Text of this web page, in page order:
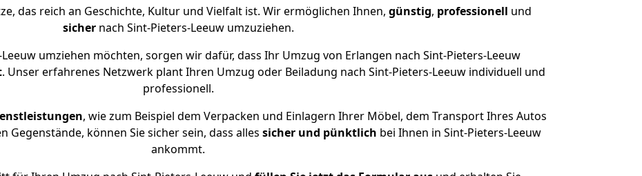
das reich an Geschichte, Kultur und Vielfalt ist. Wir ermöglichen Ihnen, günstig, professionell und
sichernach Sint-Pieters-Leeuw umzuziehen.
umziehen möchten, sorgen wir dafür, dass Ihr Umzug von Erlangen nach Sint-Pieters-Leeuw
. Unser erfahrenes Netzwerk plant Ihren Umzug oder Beiladung nach Sint-Pieters-Leeuw individuell und
professionell.
, wie zum Beispiel dem Verpacken und Einlagern Ihrer Möbel, dem Transport Ihres Autos
Gegenstände, können Sie sicher sein, dass alles sicher und pünktlich bei Ihnen in Sint-Pieters-Leeuw
ankommt.